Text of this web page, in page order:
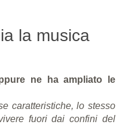
la musica
ne ha ampliato le
caratteristiche, lo stesso
fuori dai confini del